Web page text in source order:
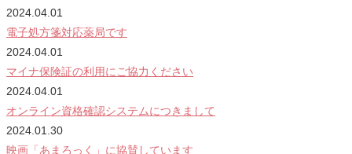
2024.04.01
電子処方箋対応薬局です
2024.04.01
マイナ保険証の利用にご協力ください
2024.04.01
オンライン資格確認システムにつきまして
2024.01.30
映画「あまろっく」に協賛しています